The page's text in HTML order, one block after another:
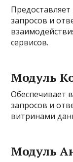
запросов и
сервисов.
Модуль
Обеспечивает
запросов и
витринами
Модуль